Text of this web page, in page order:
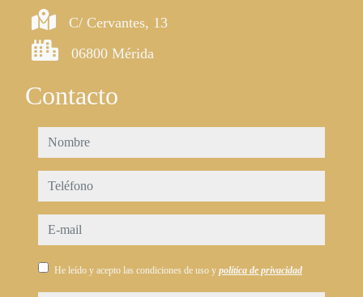
C/ Cervantes, 13
06800 Mérida
Contacto
nombre
teléfono
e-mail
He leído y acepto las condiciones de uso y política de privacidad